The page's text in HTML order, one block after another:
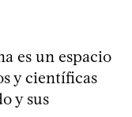
es un espacio
y científicas
y sus